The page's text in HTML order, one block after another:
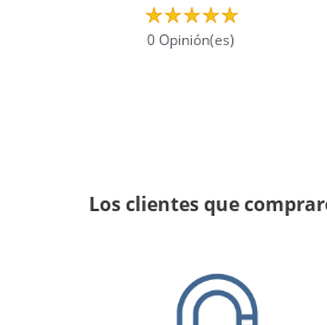
0 Opinión(es)
Los clientes que